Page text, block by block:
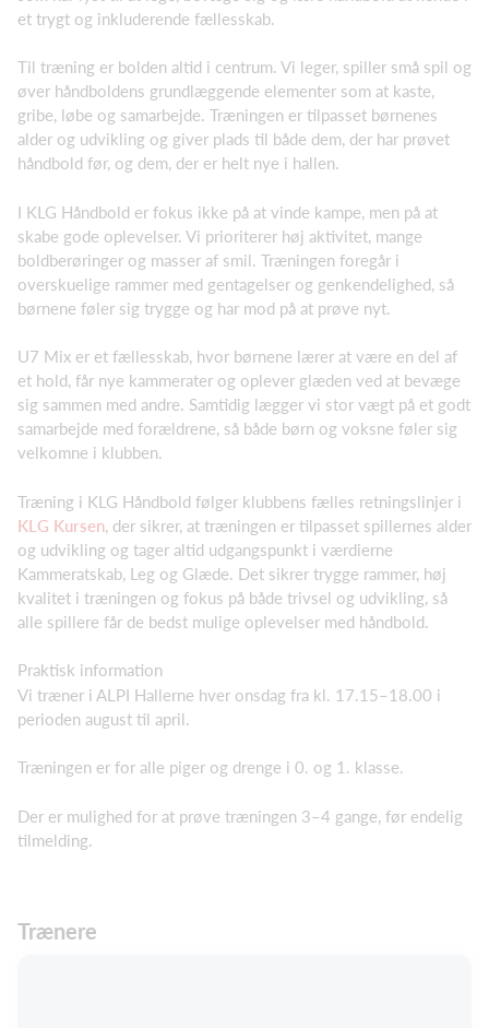
et trygt og inkluderende fællesskab.
Til træning er bolden altid i centrum. Vi leger, spiller små spil og
øver håndboldens grundlæggende elementer som at kaste,
gribe, løbe og samarbejde. Træningen er tilpasset børnenes
alder og udvikling og giver plads til både dem, der har prøvet
håndbold før, og dem, der er helt nye i hallen.
I KLG Håndbold er fokus ikke på at vinde kampe, men på at
skabe gode oplevelser. Vi prioriterer høj aktivitet, mange
boldberøringer og masser af smil. Træningen foregår i
overskuelige rammer med gentagelser og genkendelighed, så
børnene føler sig trygge og har mod på at prøve nyt.
U7 Mix er et fællesskab, hvor børnene lærer at være en del af
et hold, får nye kammerater og oplever glæden ved at bevæge
sig sammen med andre. Samtidig lægger vi stor vægt på et godt
samarbejde med forældrene, så både børn og voksne føler sig
velkomne i klubben.
Træning i KLG Håndbold følger klubbens fælles retningslinjer i
KLG Kursen , der sikrer, at træningen er tilpasset spillernes alder
og udvikling og tager altid udgangspunkt i værdierne
Kammeratskab, Leg og Glæde. Det sikrer trygge rammer, høj
kvalitet i træningen og fokus på både trivsel og udvikling, så
alle spillere får de bedst mulige oplevelser med håndbold.
Praktisk information
Vi træner i ALPI Hallerne hver onsdag fra kl. 17.15–18.00 i
perioden august til april.
Træningen er for alle piger og drenge i 0. og 1. klasse.
Der er mulighed for at prøve træningen 3–4 gange, før endelig
tilmelding.
Trænere